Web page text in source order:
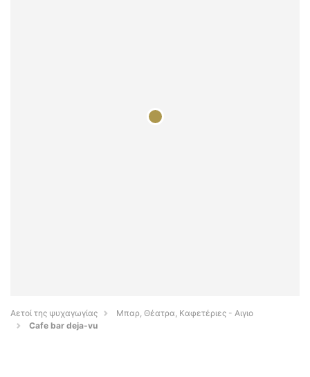
Αετοί της ψυχαγωγίας
Μπαρ, Θέατρα, Καφετέριες - Αιγιο
Cafe bar deja-vu